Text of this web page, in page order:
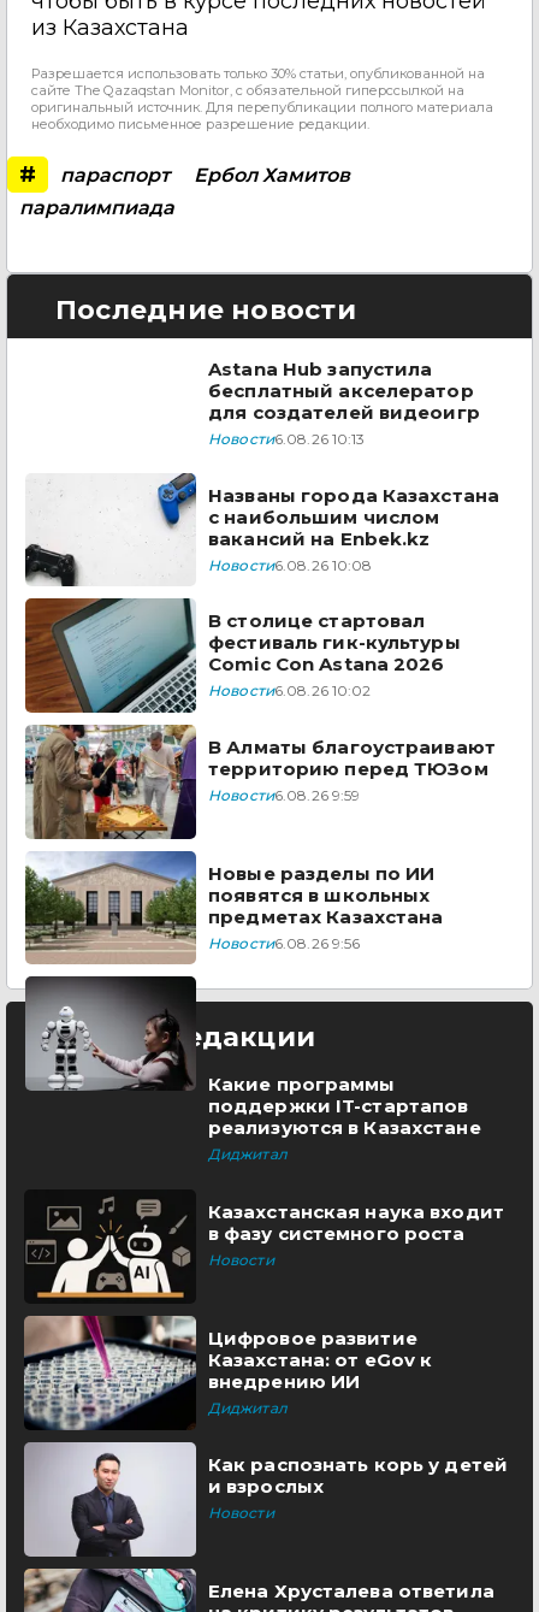
из Казахстана
Разрешается использовать только 30% статьи, опубликованной на
сайте The Qazaqstan Monitor, с обязательной гиперссылкой на
оригинальный источник. Для перепубликации полного материала
необходимо письменное разрешение редакции.
# параспорт
Ербол Хамитов
паралимпиада
Последние новости
Astana Hub запустила
бесплатный акселератор
для создателей видеоигр
Новости6.08.26 10:13
Названы города Казахстана
с наибольшим числом
вакансий на Enbek.kz
Новости6.08.26 10:08
В столице стартовал
фестиваль гик-культуры
Comic Con Astana 2026
Новости6.08.26 10:02
В Алматы благоустраивают
территорию перед ТЮЗом
Новости6.08.26 9:59
Новые разделы по ИИ
появятся в школьных
предметах Казахстана
Новости6.08.26 9:56
Выбор редакции
Какие программы
поддержки IT-стартапов
реализуются в Казахстане
Диджитал
Казахстанская наука входит
в фазу системного роста
Новости
Цифровое развитие
Казахстана: от eGov к
внедрению ИИ
Диджитал
Как распознать корь у детей
и взрослых
Новости
Елена Хрусталева ответила